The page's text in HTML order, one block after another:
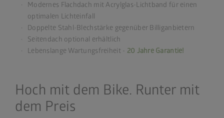
Modernes Flachdach mit Acrylglas-Lichtband für einen
optimalen Lichteinfall
Doppelte Stahl-Blechstärke gegenüber Billiganbietern
Seitendach optional erhältlich
Lebenslange Wartungsfreiheit - 20 Jahre Garantie!
Hoch mit dem Bike. Runter mit
dem Preis